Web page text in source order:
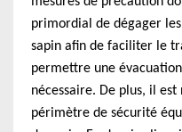
primordial de dégager
sapin afin de faciliter le
permettre une
nécessaire. De plus, il
périmètre de sécurité